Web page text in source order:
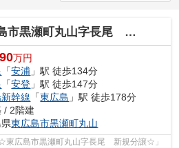
瀬町丸山字長尾 新規分譲☆
万円
「安浦 」駅 徒歩134分
「安登 」駅 徒歩147分
幹線 「東広島 」駅 徒歩178分
/ 2階建
県東広島市黒瀬町丸山
東広島市黒瀬町丸山字長尾 新規分譲☆」